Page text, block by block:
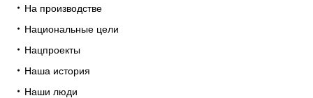
На производстве
Национальные цели
Нацпроекты
Наша история
Наши люди